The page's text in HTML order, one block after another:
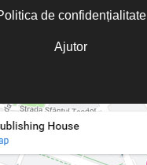
de confidențialitate
Ajutor